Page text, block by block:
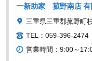
一新助家 菰野南店 有
三重県三重郡菰野町
TEL：059-396-2474
営業時間：9:00～